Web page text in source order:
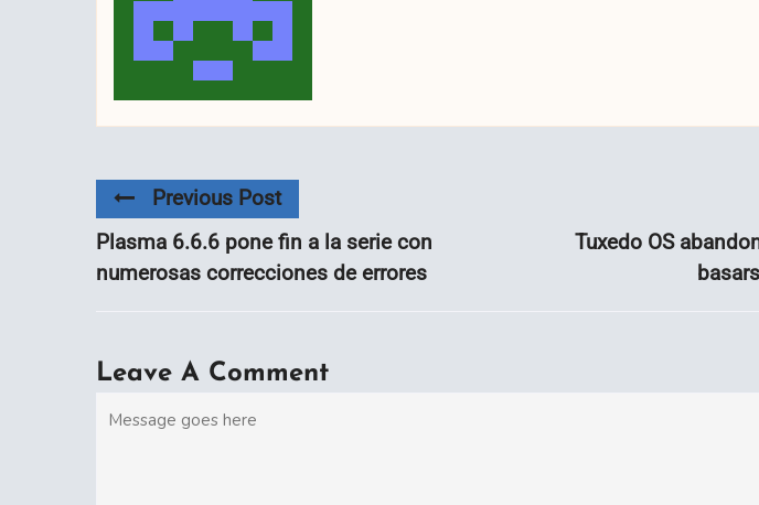
Previous Post
Plasma 6.6.6 pone fin a la serie con
numerosas correcciones de errores
Tuxedo OS
Leave A Comment